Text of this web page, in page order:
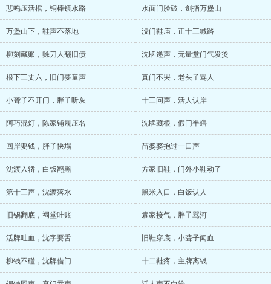
悲鸣压活棺，铜棒镇水路 水面门脸破，剑指万堡山
万堡山下，鞋声不落地 没门鞋庙，正十三喊路
柳刻藏账，赊刀人翻旧债 沈牌递声，无量堂门气发烫
根下三丈六，旧门要童声 真门不哭，老头子骂人
小聋子不开门，胖子听灰 十三问声，活人认岸
阿巧混灯，陈家铺规压名 沈牌藏根，假门半瞎
回岸要钱，胖子快塌 苗婆婆抱过一口声
沈渡入轿，白饭翻黑 方家旧鞋，门外小鞋动了
第十三声，沈渡落水 黑米入口，白饭认人
旧锅翻底，祠堂吐账 袁家接气，胖子骂河
活牌吐血，沈字要舌 旧鞋穿底，小聋子闻血
柳钱不碰，沈牌借门 十二鞋疼，主牌离钱